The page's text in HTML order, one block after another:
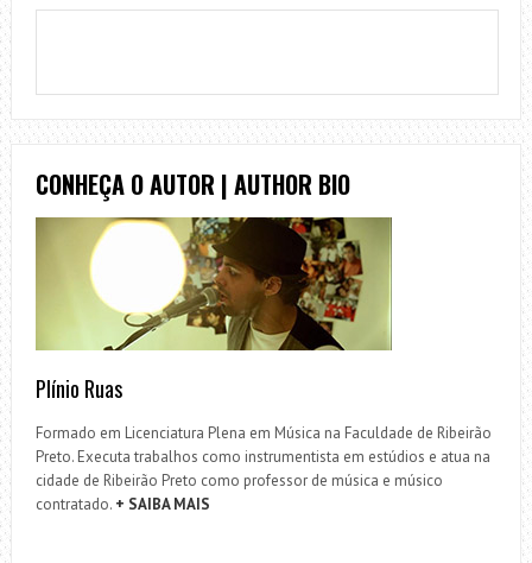
CONHEÇA O AUTOR | AUTHOR BIO
Plínio Ruas
Formado em Licenciatura Plena em Música na Faculdade de Ribeirão
Preto. Executa trabalhos como instrumentista em estúdios e atua na
cidade de Ribeirão Preto como professor de música e músico
contratado. + SAIBA MAIS